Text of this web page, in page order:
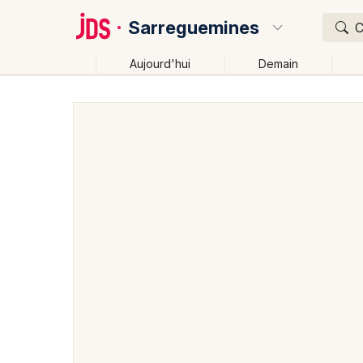
Sarreguemines
Aujourd'hui Demain